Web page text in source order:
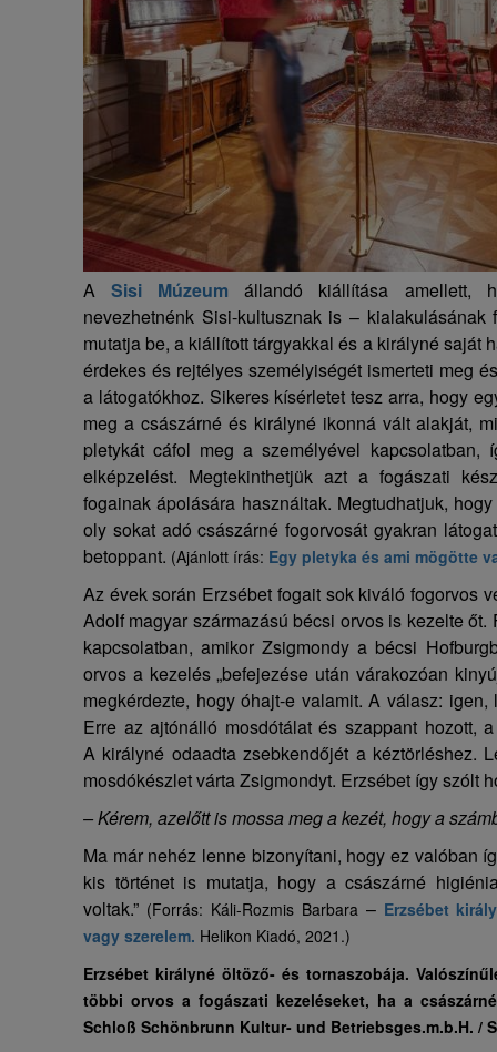
ASisi Múzeum állandó kiállítása amellett,
nevezhetnénk Sisi-kultusznak is – kialakulásának
mutatja be, a kiállított tárgyakkal és a királyné saját
érdekes és rejtélyes személyiségét ismerteti meg
a látogatókhoz. Sikeres kísérletet tesz arra, hogy
meg a császárné és királyné ikonná vált alakját,
pletykát cáfol meg a személyével kapcsolatban,
elképzelést. Megtekinthetjük azt a fogászati
fogainak ápolására használtak. Megtudhatjuk,
oly sokat adó császárné fogorvosát gyakran
betoppant. (Ajánlott írás: Egy pletyka és ami mögötte
Az évek során Erzsébet fogait sok kiváló fogorvos
Adolf magyar származású bécsi orvos is kezelte őt.
kapcsolatban, amikor Zsigmondy a bécsi
orvos a kezelés „befejezése után várakozóan
megkérdezte, hogy óhajt-e valamit. A válasz:
Erre az ajtónálló mosdótálat és szappant hozott,
A királyné odaadta zsebkendőjét a kéztörléshez.
mosdókészlet várta Zsigmondyt. Erzsébet így szólt
– Kérem, azelőtt is mossa meg a kezét, hogy a
Ma már nehéz lenne bizonyítani, hogy ez valóban
kis történet is mutatja, hogy a császárné
voltak.” (Forrás: Káli-Rozmis Barbara – Erzsébet
vagy szerelem. Helikon Kiadó, 2021.)
Erzsébet királyné öltöző- és tornaszobája.
többi orvos a fogászati kezeléseket, ha a
Schloß Schönbrunn Kultur- und Betriebsges.m.b.H. /